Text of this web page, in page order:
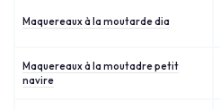
Maquereaux à la moutarde dia
Maquereaux à la moutadre petit
navire